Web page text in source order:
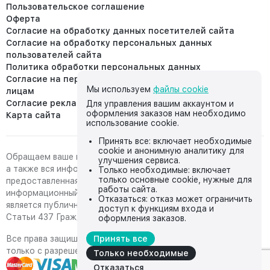
Пользовательское соглашение
Оферта
Согласие на обработку данных посетителей сайта
Согласие на обработку персональных данных
пользователей сайта
Политика обработки персональных данных
Согласие на передачу персональных данных третьим
лицам
Согласие реклама
Карта сайта
Обращаем ваше внимание на то, что данный интернет-сайт,
а также вся информация о товарах и ценах,
предоставленная на нём, носит исключительно
информационный характер и ни при каких условиях не
является публичной офертой, определяемой положениями
Статьи 437 Гражданского кодекса Российской Федерации.
Все права защищены, любое копирование с сайта возможно
только с разрешения владельца сайта
Мы используем файлы cookie
Для управления вашим аккаунтом и
оформления заказов нам необходимо
использование cookie.
Принять все: включает необходимые
cookie и анонимную аналитику для
улучшения сервиса.
Только необходимые: включает
только основные cookie, нужные для
работы сайта.
Отказаться: отказ может ограничить
доступ к функциям входа и
оформления заказов.
Принять все
Только необходимые
Отказаться